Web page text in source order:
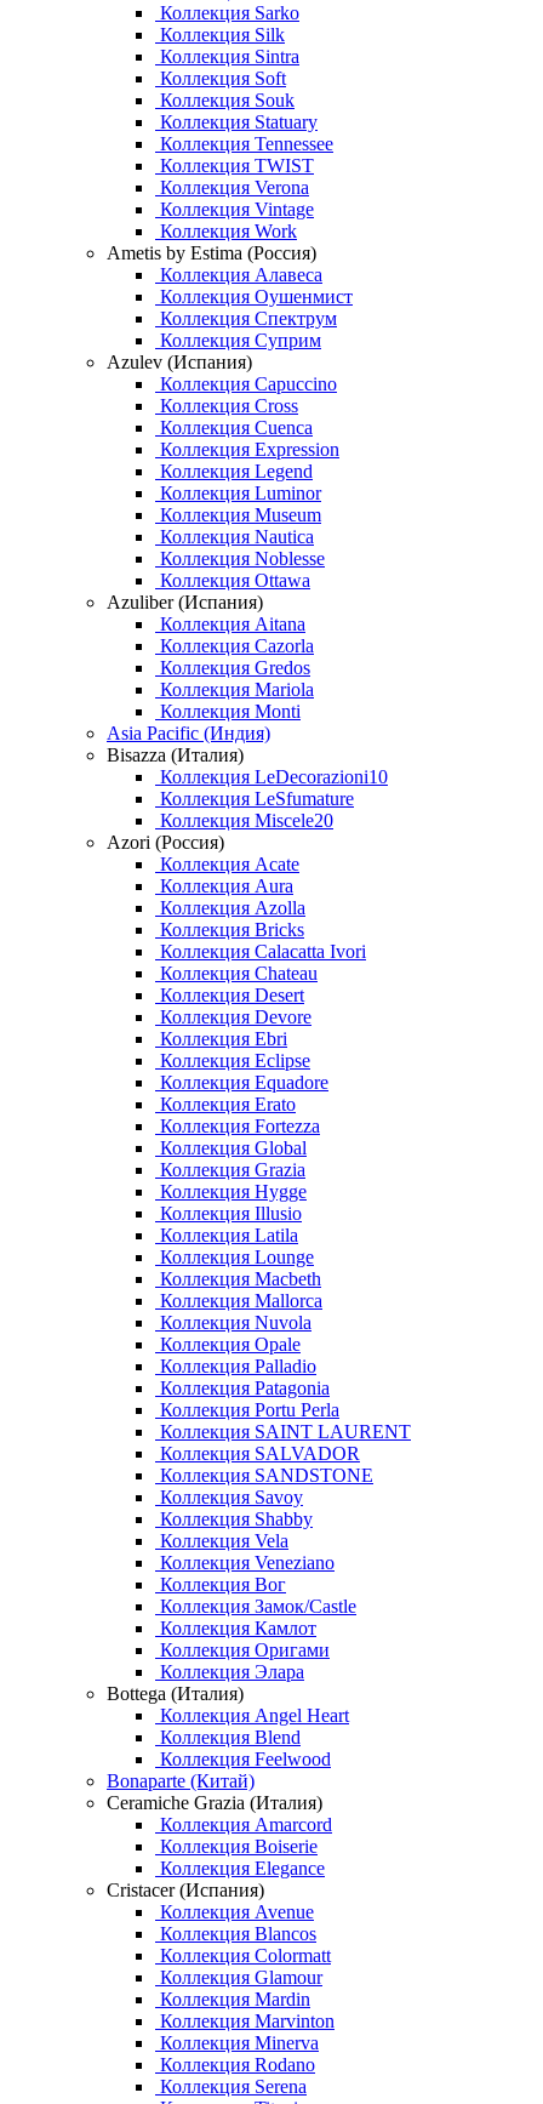
Коллекция Sarko
Коллекция Silk
Коллекция Sintra
Коллекция Soft
Коллекция Souk
Коллекция Statuary
Коллекция Tennessee
Коллекция TWIST
Коллекция Verona
Коллекция Vintage
Коллекция Work
Ametis by Estima (Россия)
Коллекция Алавеса
Коллекция Оушенмист
Коллекция Спектрум
Коллекция Суприм
Azulev (Испания)
Коллекция Capuccino
Коллекция Cross
Коллекция Cuenca
Коллекция Expression
Коллекция Legend
Коллекция Luminor
Коллекция Museum
Коллекция Nautica
Коллекция Noblesse
Коллекция Ottawa
Azuliber (Испания)
Коллекция Aitana
Коллекция Cazorla
Коллекция Gredos
Коллекция Mariola
Коллекция Monti
Asia Pacific (Индия)
Bisazza (Италия)
Коллекция LeDecorazioni10
Коллекция LeSfumature
Коллекция Miscele20
Azori (Россия)
Коллекция Acate
Коллекция Aura
Коллекция Azolla
Коллекция Bricks
Коллекция Calacatta Ivori
Коллекция Chateau
Коллекция Desert
Коллекция Devore
Коллекция Ebri
Коллекция Eclipse
Коллекция Equadore
Коллекция Erato
Коллекция Fortezza
Коллекция Global
Коллекция Grazia
Коллекция Hygge
Коллекция Illusio
Коллекция Latila
Коллекция Lounge
Коллекция Macbeth
Коллекция Mallorca
Коллекция Nuvola
Коллекция Opale
Коллекция Palladio
Коллекция Patagonia
Коллекция Portu Perla
Коллекция SAINT LAURENT
Коллекция SALVADOR
Коллекция SANDSTONE
Коллекция Savoy
Коллекция Shabby
Коллекция Vela
Коллекция Veneziano
Коллекция Вог
Коллекция Замок/Castle
Коллекция Камлот
Коллекция Оригами
Коллекция Элара
Bottega (Италия)
Коллекция Angel Heart
Коллекция Blend
Коллекция Feelwood
Bonaparte (Китай)
Ceramiche Grazia (Италия)
Коллекция Amarcord
Коллекция Boiserie
Коллекция Elegance
Cristacer (Испания)
Коллекция Avenue
Коллекция Blancos
Коллекция Colormatt
Коллекция Glamour
Коллекция Mardin
Коллекция Marvinton
Коллекция Minerva
Коллекция Rodano
Коллекция Serena